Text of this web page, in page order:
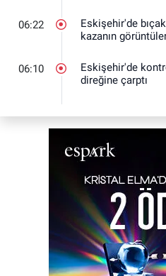
06:22
Eskişehir'de
kazanın
06:10
Eskişehir'de
direğine çarptı